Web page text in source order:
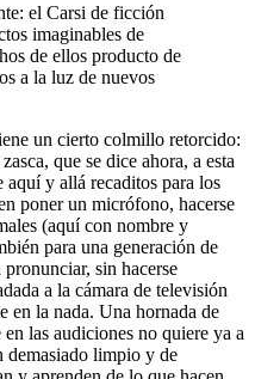
el Carsi de ficción
imaginables de
de ellos producto de
a la luz de nuevos
un cierto colmillo retorcido:
que se dice ahora, a esta
aquí y allá recaditos para los
poner un micrófono, hacerse
(aquí con nombre y
para una generación de
sin hacerse
a la cámara de televisión
en la nada. Una hornada de
las audiciones no quiere ya a
demasiado limpio y de